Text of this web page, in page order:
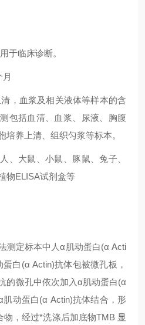
于临床诊断。
，血浆及相关液体等样本的含
包括血清、血浆、尿液、胸腹
培养上清、组织匀浆等标本。
、大鼠、小鼠、豚鼠、兔子、
物ELISA试剂盒等
测定标本中人α肌动蛋白(α Acti
白(α Actin)抗体包被微孔板，
的微孔中依次加入α肌动蛋白(α
动蛋白(α Actin)抗体结合，形
物，经过*洗涤后加底物TMB 显